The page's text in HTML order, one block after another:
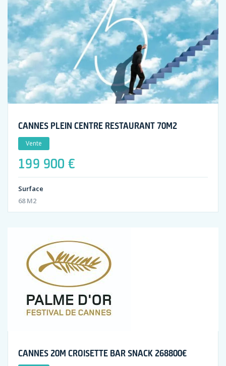
CANNES PLEIN CENTRE RESTAURANT 70M2
Vente
199 900 €
Surface
68 M2
CANNES 20M CROISETTE BAR SNACK 268800€